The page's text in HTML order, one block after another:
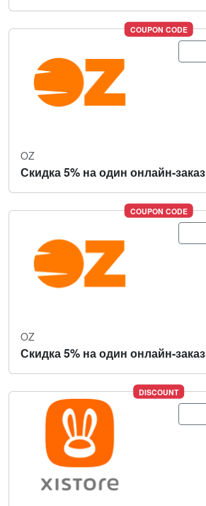
COUPON CODE
OZ
Скидка 5% на один онлайн-заказ
COUPON CODE
OZ
Скидка 5% на один онлайн-заказ
DISCOUNT